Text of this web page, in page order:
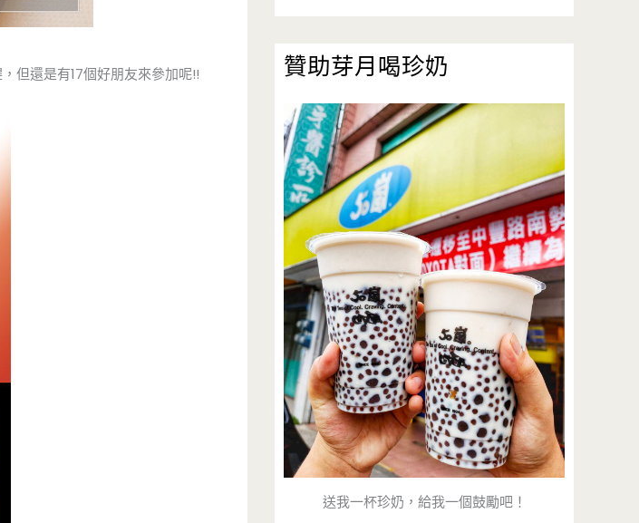
但還是有17個好朋友來參加呢!! 贊助芽月喝珍奶
送我一杯珍奶，給我一個鼓勵吧！